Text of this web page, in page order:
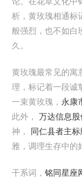
析，黄玫瑰相通标
般强烈，也不如白
久。
黄玫瑰最常见的寓
理，标记着一段诚
一束黄玫瑰， 永康
此外， 万达信息股
神， 同仁县者主标
雅，调理生存中的
干系词， 铭同星座